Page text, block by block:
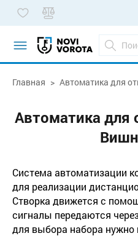
Главная Автоматика для
Автоматика для
Система автоматизации
для реализации
Створка движется с
сигналы передаются
для выбора набора нужно